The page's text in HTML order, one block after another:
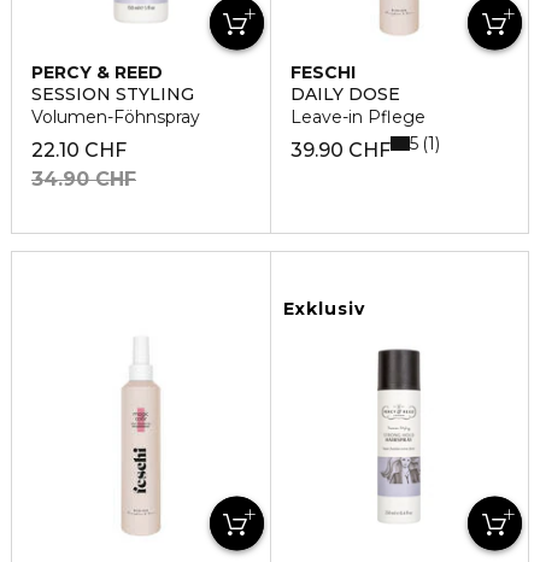
PERCY & REED
SESSION STYLING
Volumen-Föhnspray
22.10 CHF
34.90 CHF
FESCHI
DAILY DOSE
Leave-in Pflege
39.90 CHF 5 1
Exklusiv